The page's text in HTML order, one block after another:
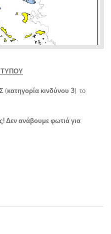
ΤΥΠΟΥ
(κατηγορία κινδύνου 3) το
Δεν ανάβουμε φωτιά για